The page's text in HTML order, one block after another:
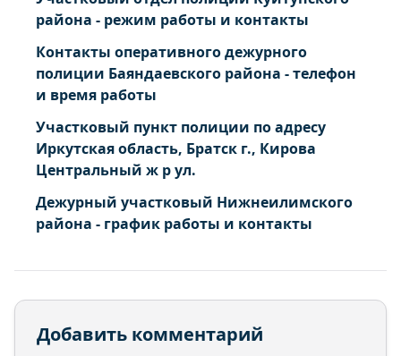
района - режим работы и контакты
Контакты оперативного дежурного
полиции Баяндаевского района - телефон
и время работы
Участковый пункт полиции по адресу
Иркутская область, Братск г., Кирова
Центральный ж р ул.
Дежурный участковый Нижнеилимского
района - график работы и контакты
Добавить комментарий